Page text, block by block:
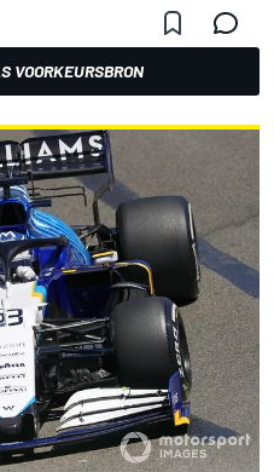
VOORKEURSBRON